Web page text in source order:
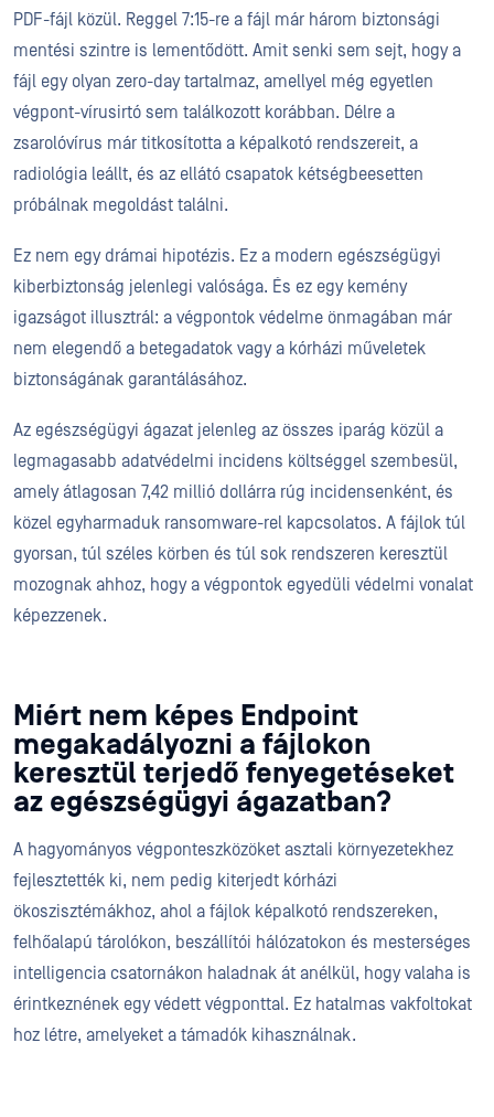
PDF-fájl közül. Reggel 7:15-re a fájl már három biztonsági
mentési szintre is lementődött. Amit senki sem sejt, hogy a
fájl egy olyan zero-day tartalmaz, amellyel még egyetlen
végpont-vírusirtó sem találkozott korábban. Délre a
zsarolóvírus már titkosította a képalkotó rendszereit, a
radiológia leállt, és az ellátó csapatok kétségbeesetten
próbálnak megoldást találni.
Ez nem egy drámai hipotézis. Ez a modern egészségügyi
kiberbiztonság jelenlegi valósága. És ez egy kemény
igazságot illusztrál: a végpontok védelme önmagában már
nem elegendő a betegadatok vagy a kórházi műveletek
biztonságának garantálásához.
Az egészségügyi ágazat jelenleg az összes iparág közül a
legmagasabb adatvédelmi incidens költséggel szembesül,
amely átlagosan 7,42 millió dollárra rúg incidensenként, és
közel egyharmaduk ransomware-rel kapcsolatos. A fájlok túl
gyorsan, túl széles körben és túl sok rendszeren keresztül
mozognak ahhoz, hogy a végpontok egyedüli védelmi vonalat
képezzenek.
Miért nem képes Endpoint
megakadályozni a fájlokon
keresztül terjedő fenyegetéseket
az egészségügyi ágazatban?
A hagyományos végponteszközöket asztali környezetekhez
fejlesztették ki, nem pedig kiterjedt kórházi
ökoszisztémákhoz, ahol a fájlok képalkotó rendszereken,
felhőalapú tárolókon, beszállítói hálózatokon és mesterséges
intelligencia csatornákon haladnak át anélkül, hogy valaha is
érintkeznének egy védett végponttal. Ez hatalmas vakfoltokat
hoz létre, amelyeket a támadók kihasználnak.